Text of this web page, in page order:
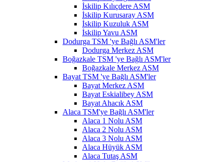
İskilip Kılıçdere ASM
İskilip Kurusaray ASM
İskilip Kuzuluk ASM
İskilip Yavu ASM
Dodurga TSM 'ye Bağlı ASM'ler
Dodurga Merkez ASM
Boğazkale TSM 'ye Bağlı ASM'ler
Boğazkale Merkez ASM
Bayat TSM 'ye Bağlı ASM'ler
Bayat Merkez ASM
Bayat Eskialibey ASM
Bayat Ahacık ASM
Alaca TSM'ye Bağlı ASM'ler
Alaca 1 Nolu ASM
Alaca 2 Nolu ASM
Alaca 3 Nolu ASM
Alaca Hüyük ASM
Alaca Tutaş ASM